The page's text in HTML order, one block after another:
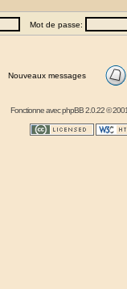
Mot de passe:
Nouveaux messages
Fonctionne avecphpBB2.0.22 ©